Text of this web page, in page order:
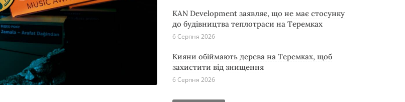
KAN Development заявляє, що не має стосунку
до будівництва теплотраси на Теремках
6 Серпня 2026
Кияни обіймають дерева на Теремках, щоб
захистити від знищення
6 Серпня 2026